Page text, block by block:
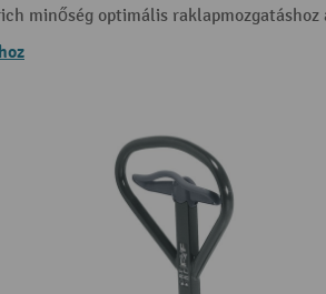
minőség optimális raklapmozgatáshoz